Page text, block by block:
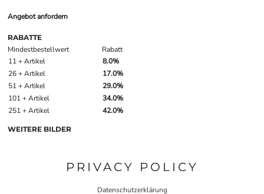
Angebot anfordern
RABATTE
Mindestbestellwert
Rabatt
11 + Artikel
8.0%
26 + Artikel
17.0%
51 + Artikel
29.0%
101 + Artikel
34.0%
251 + Artikel
42.0%
WEITERE BILDER
PRIVACY POLICY
Datenschutzerklärung